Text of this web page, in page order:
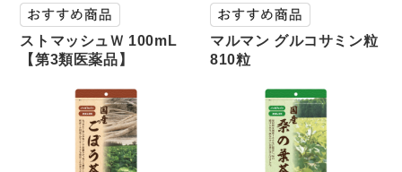
ストマッシュＷ 100mL
【第3類医薬品】
マルマン グルコサミン粒
810粒